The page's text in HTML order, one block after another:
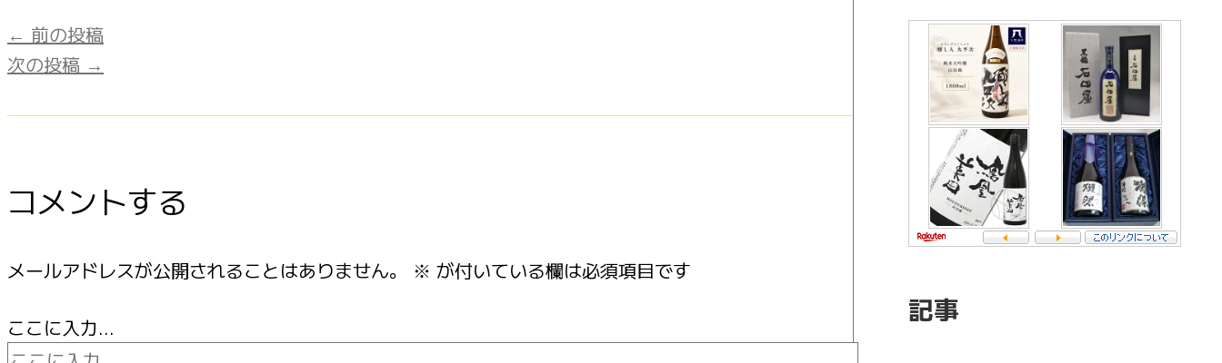
← 前の投稿
次の投稿 →
コメントする
メールアドレスが公開されることはありません。 ※ が付いている欄は必須項目です
ここに入力… 記事